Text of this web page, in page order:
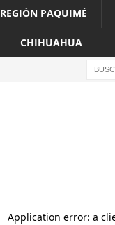
REGIÓN PAQUIMÉ
CHIHUAHUA